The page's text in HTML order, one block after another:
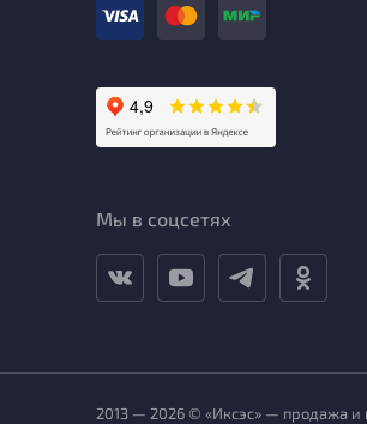
Мы в соцсетях
2013 — 2026 © «Иксэс» — продажа и